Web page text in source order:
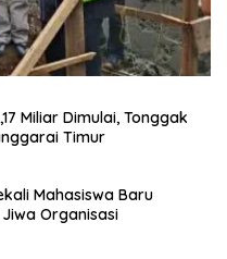
Miliar Dimulai, Tonggak
Timur
Mahasiswa Baru
Organisasi